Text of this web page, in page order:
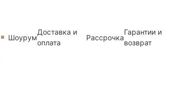
Шоурум
Доставка и
оплата
Рассрочка
Гарантии и
возврат